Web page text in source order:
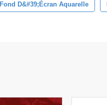
Fond D&#39;écran Aquarelle